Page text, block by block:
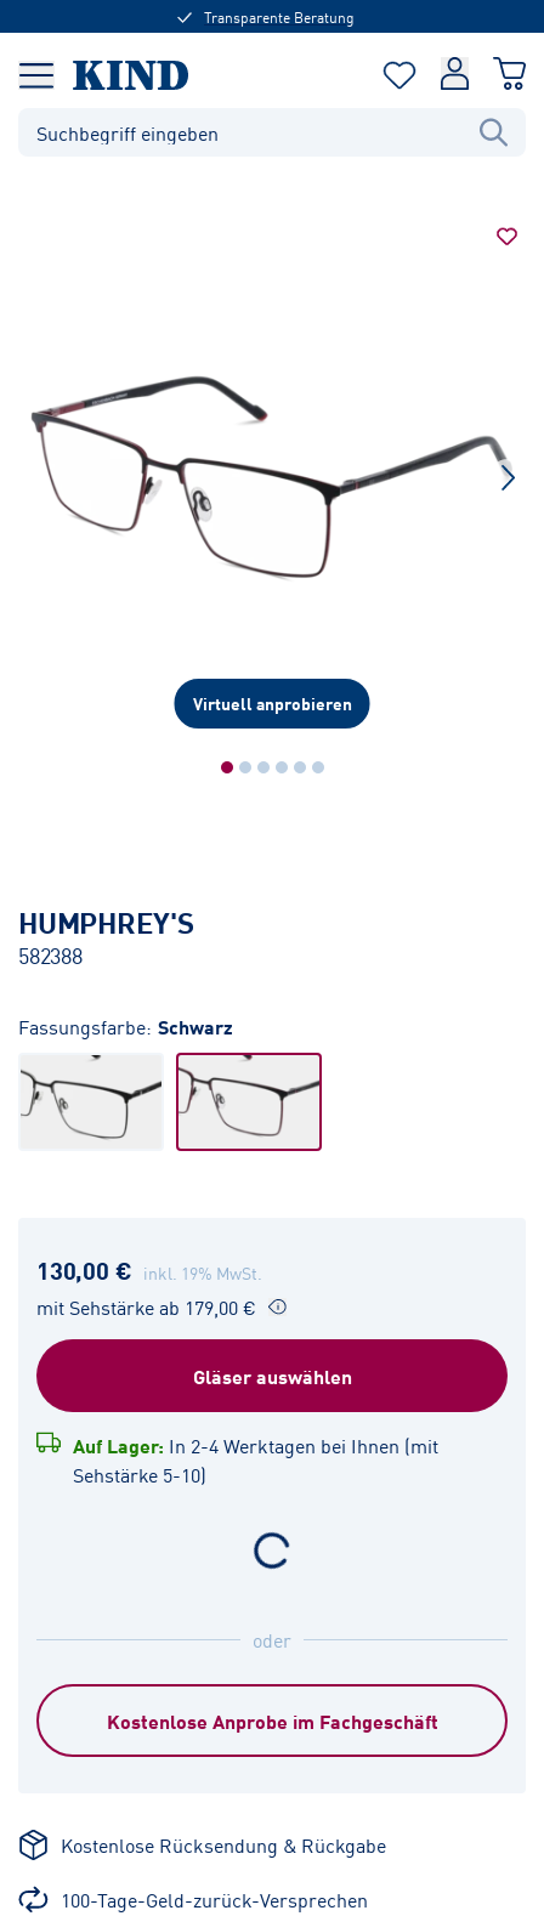
Transparente Beratung
Virtuell anprobieren
HUMPHREY'S
582388
Fassungsfarbe: Schwarz
130,00 € inkl. 19% MwSt.
mit Sehstärke ab 179,00 €
Gläser auswählen
Auf Lager: In 2-4 Werktagen bei Ihnen (mit
Sehstärke 5-10)
oder
Kostenlose Anprobe im Fachgeschäft
Kostenlose Rücksendung & Rückgabe
100-Tage-Geld-zurück-Versprechen